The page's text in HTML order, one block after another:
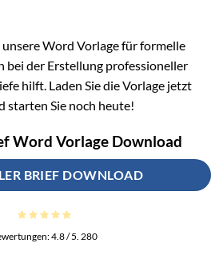
Word Vorlage für formelle
bei der Erstellung professioneller
hilft. Laden Sie die Vorlage jetzt
starten Sie noch heute!
Word Vorlage Download
BRIEF DOWNLOAD
4.8/ 5. 280